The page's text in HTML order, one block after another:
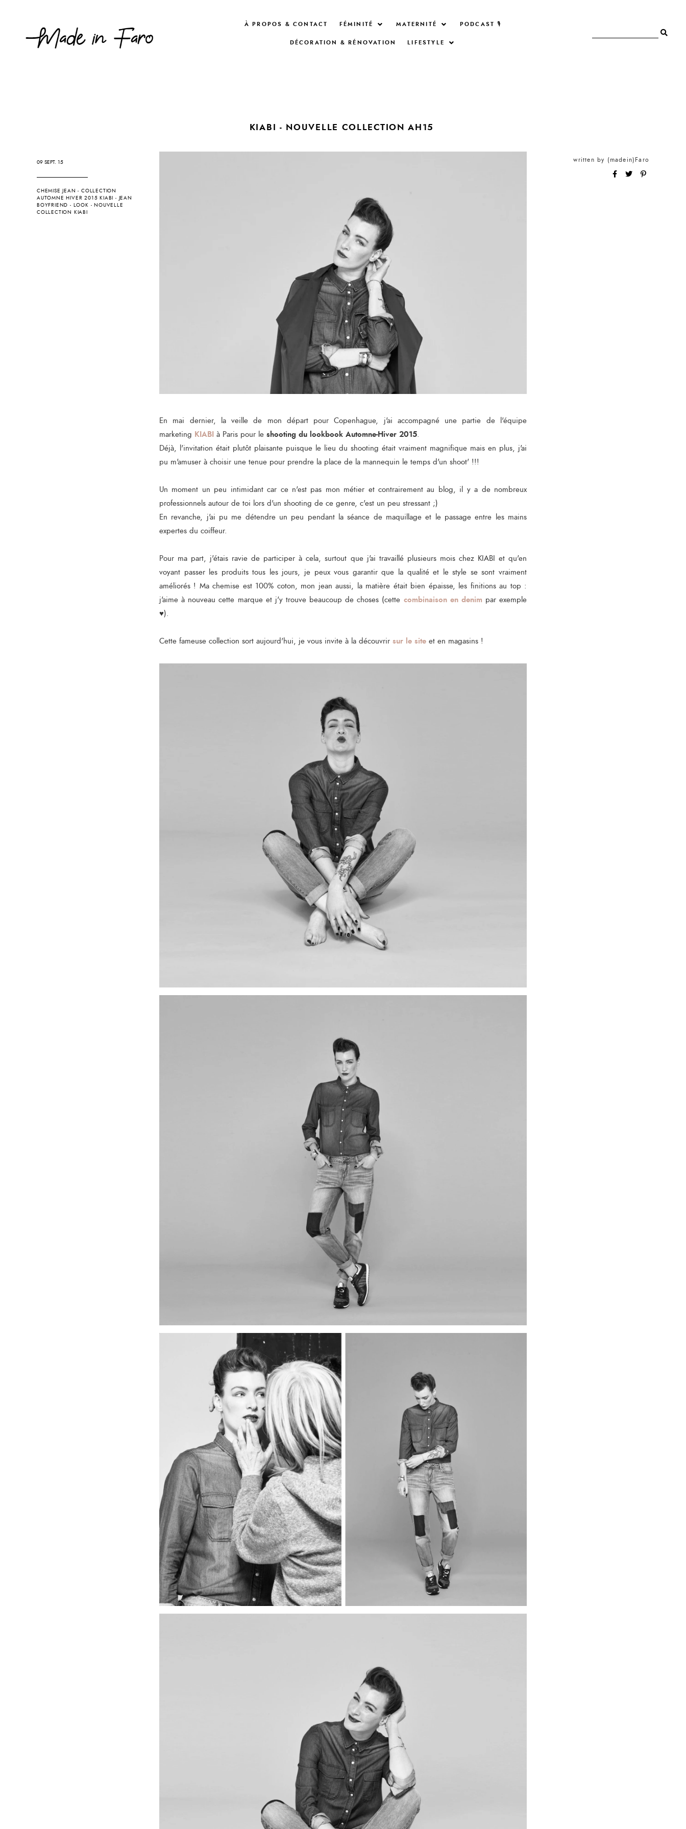
À PROPOS & CONTACT FÉMINITÉ MATERNITÉ PODCAST 🎙
DÉCORATION & RÉNOVATION LIFESTYLE
09 SEPT. 15
CHEMISE JEAN -COLLECTION
AUTOMNE HIVER 2015 KIABI -JEAN
BOYFRIEND - LOOK -NOUVELLE
COLLECTION KIABI
KIABI - NOUVELLE COLLECTION AH15
En mai dernier, la veille de mon départ pour Copenhague, j'ai accompagné une partie de l'équipe
marketing KIABI à Paris pour le shooting du lookbook Automne-Hiver 2015.
Déjà, l'invitation était plutôt plaisante puisque le lieu du shooting était vraiment magnifique mais en plus, j'ai
pu m'amuser à choisir une tenue pour prendre la place de la mannequin le temps d'un shoot' !!!
Un moment un peu intimidant car ce n'est pas mon métier et contrairement au blog, il y a de nombreux
professionnels autour de toi lors d'un shooting de ce genre, c'est un peu stressant ;)
En revanche, j'ai pu me détendre un peu pendant la séance de maquillage et le passage entre les mains
expertes du coiffeur.
Pour ma part, j'étais ravie de participer à cela, surtout que j'ai travaillé plusieurs mois chez KIABI et qu'en
voyant passer les produits tous les jours, je peux vous garantir que la qualité et le style se sont vraiment
améliorés ! Ma chemise est 100% coton, mon jean aussi, la matière était bien épaisse, les finitions au top :
j'aime à nouveau cette marque et j'y trouve beaucoup de choses (cette combinaison en denim par exemple
♥).
Cette fameuse collection sort aujourd'hui, je vous invite à la découvrir sur le site et en magasins !
written by (madein)Faro